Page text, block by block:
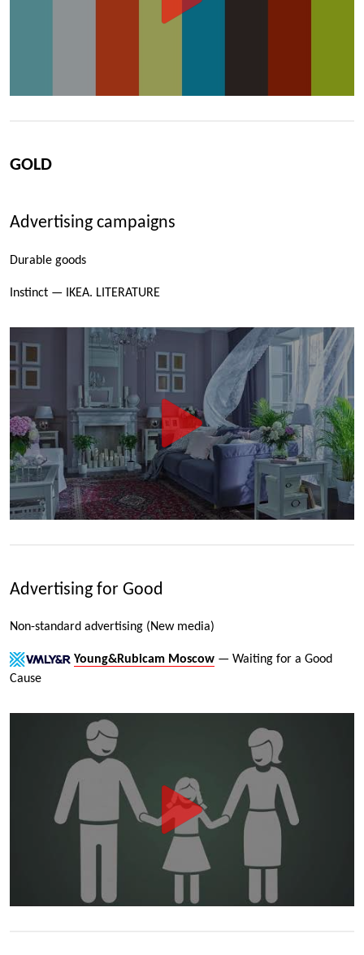
GOLD
Advertising campaigns
Durable goods
Instinct — IKEA. LITERATURE
Advertising for Good
Non-standard advertising (New media)
Young&Rubicam Moscow — Waiting for a Good
Cause